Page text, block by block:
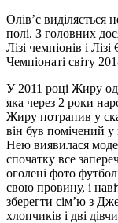
Олів’є виділяється
полі. З головних
Лізі чемпіонів і
Чемпіонаті світу
У 2011 році Жиру
яка через 2 роки
Жиру потрапив у
він був помічений у
Нею виявилася
спочатку все
оголені фото
свою провину, і
зберегти сім’ю з
хлопчиків і дві